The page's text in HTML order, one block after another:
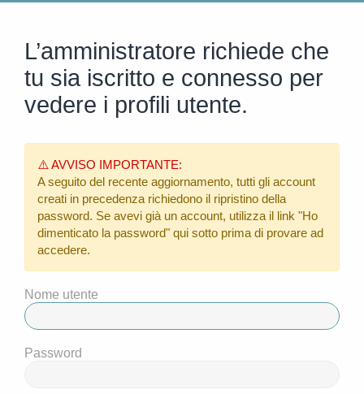
L’amministratore richiede che
tu sia iscritto e connesso per
vedere i profili utente.
⚠️ AVVISO IMPORTANTE:
A seguito del recente aggiornamento, tutti gli account
creati in precedenza richiedono il ripristino della
password. Se avevi già un account, utilizza il link "Ho
dimenticato la password" qui sotto prima di provare ad
accedere.
Nome utente
Password